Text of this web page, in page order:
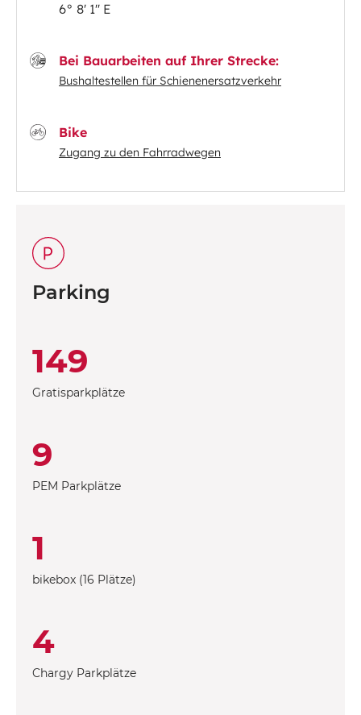
6° 8' 1'' E
Bei Bauarbeiten auf Ihrer Strecke:
Bushaltestellen für Schienenersatzverkehr
Bike
Zugang zu den Fahrradwegen
Parking
149
Gratisparkplätze
9
PEM Parkplätze
1
bikebox (16 Plätze)
4
Chargy Parkplätze